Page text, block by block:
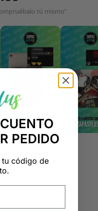
tú mismo"
PEDIDO
tu código de